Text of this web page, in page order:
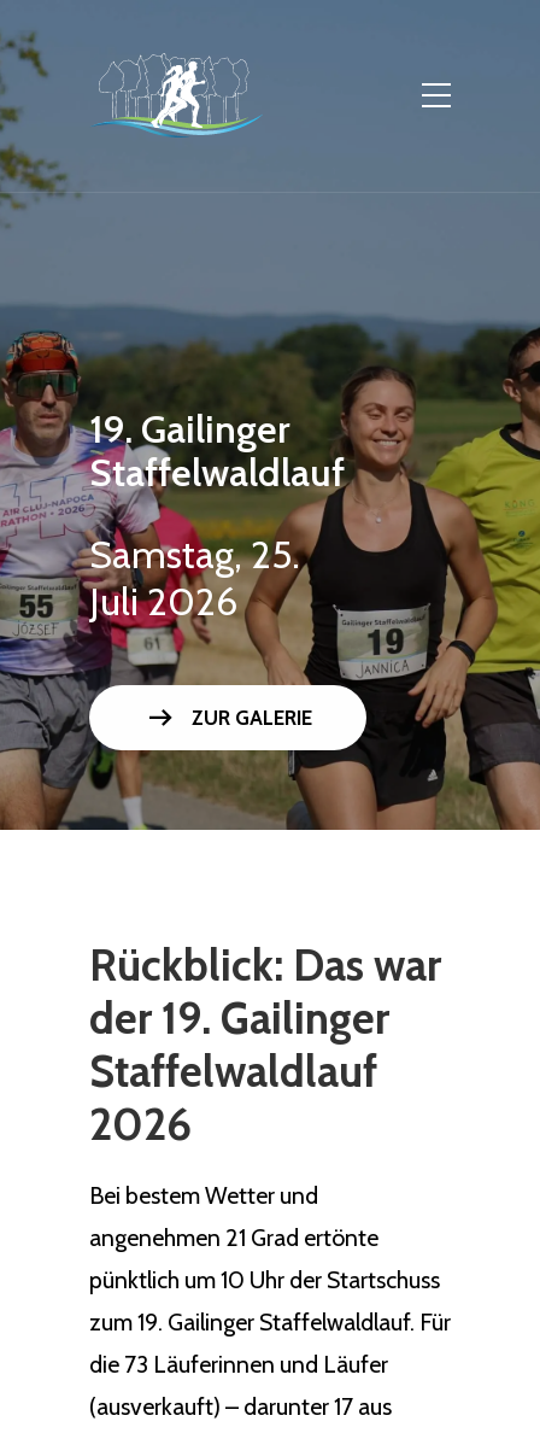
19. Gailinger
Staffelwaldlauf
Samstag, 25.
Juli 2026
arrow_right_alt ZUR GALERIE
Rückblick: Das war
der 19. Gailinger
Staffelwaldlauf
2026
Bei bestem Wetter und
angenehmen 21 Grad ertönte
pünktlich um 10 Uhr der Startschuss
zum 19. Gailinger Staffelwaldlauf. Für
die 73 Läuferinnen und Läufer
(ausverkauft) – darunter 17 aus